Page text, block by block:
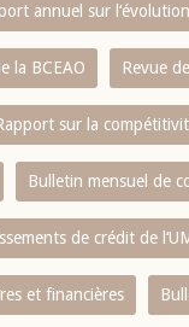
annuel sur
la BCEAO Revue
sur la
Bulletin mensuel de
de crédit de
et financières